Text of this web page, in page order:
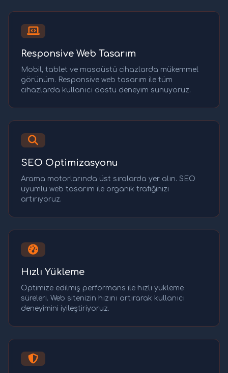
Responsive Web Tasarım
Mobil, tablet ve masaüstü cihazlarda mükemmel
görünüm. Responsive web tasarım ile tüm
cihazlarda kullanıcı dostu deneyim sunuyoruz.
SEO Optimizasyonu
Arama motorlarında üst sıralarda yer alın. SEO
uyumlu web tasarım ile organik trafiğinizi
artırıyoruz.
Hızlı Yükleme
Optimize edilmiş performans ile hızlı yükleme
süreleri. Web sitenizin hızını artırarak kullanıcı
deneyimini iyileştiriyoruz.